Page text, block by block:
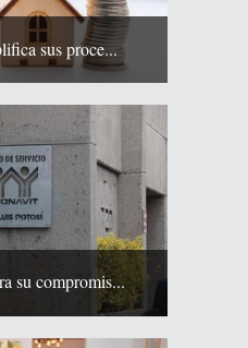
sus proce...
su compromis...